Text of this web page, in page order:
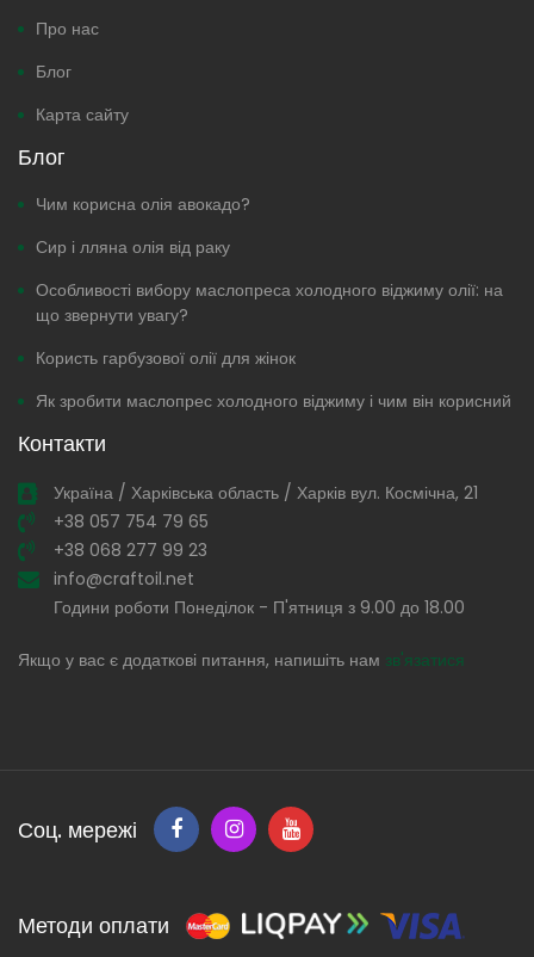
Про нас
Блог
Карта сайту
Блог
Чим корисна олія авокадо?
Сир і лляна олія від раку
Особливості вибору маслопреса холодного віджиму олії: на
що звернути увагу?
Користь гарбузової олії для жінок
Як зробити маслопрес холодного віджиму і чим він корисний
Контакти
Україна / Харківська область / Харків вул. Космічна, 21
+38 057 754 79 65
+38 068 277 99 23
info@craftoil.net
Години роботи Понеділок - П'ятниця з 9.00 до 18.00
Якщо у вас є додаткові питання, напишіть нам зв'язатися
Соц. мережі
Методи оплати